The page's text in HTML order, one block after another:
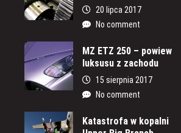
20 lipca 2017
No comment
MZ ETZ 250 – powiew
luksusu z zachodu
15 sierpnia 2017
No comment
Katastrofa w kopalni